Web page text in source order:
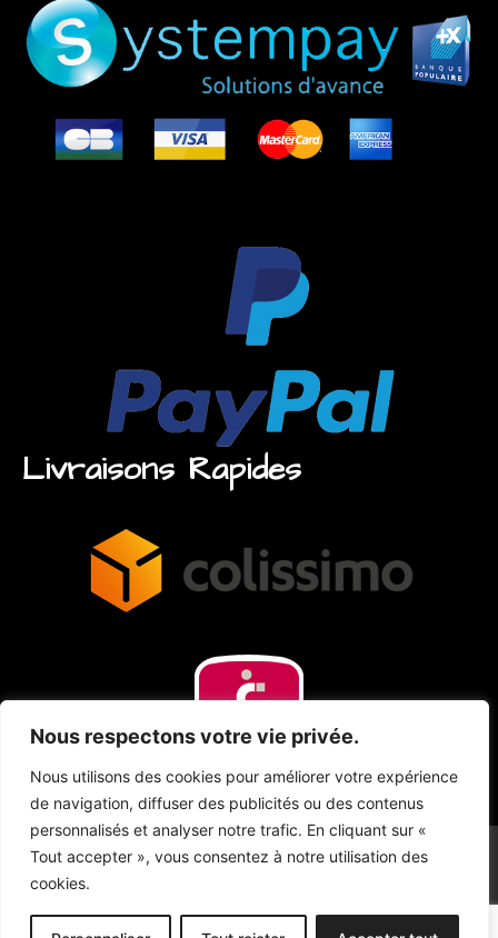
Nous respectons votre vie privée.
Nous utilisons des cookies pour améliorer votre expérience
de navigation, diffuser des publicités ou des contenus
personnalisés et analyser notre trafic. En cliquant sur «
Tout accepter », vous consentez à notre utilisation des
cookies.
Livraisons Rapides